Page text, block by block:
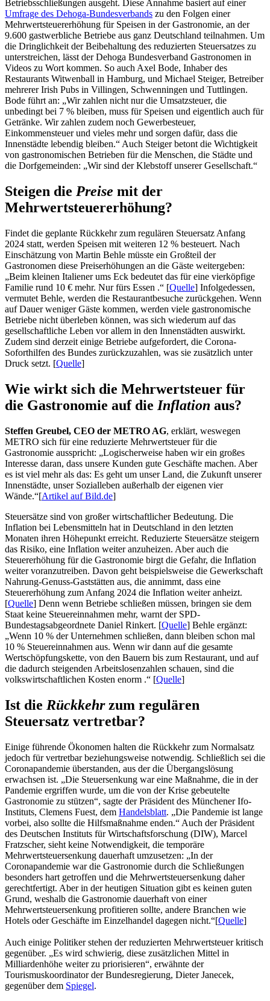
Betriebsschließungen ausgeht. Diese Annahme basiert auf einer
Umfrage des Dehoga-Bundesverbands zu den Folgen einer
Mehrwertsteuererhöhung für Speisen in der Gastronomie, an der
9.600 gastwerbliche Betriebe aus ganz Deutschland teilnahmen. Um
die Dringlichkeit der Beibehaltung des reduzierten Steuersatzes zu
unterstreichen, lässt der Dehoga Bundesverband Gastronomen in
Videos zu Wort kommen. So auch Axel Bode, Inhaber des
Restaurants Witwenball in Hamburg, und Michael Steiger, Betreiber
mehrerer Irish Pubs in Villingen, Schwenningen und Tuttlingen.
Bode führt an: „Wir zahlen nicht nur die Umsatzsteuer, die
unbedingt bei 7 % bleiben, muss für Speisen und eigentlich auch für
Getränke. Wir zahlen zudem noch Gewerbesteuer,
Einkommensteuer und vieles mehr und sorgen dafür, dass die
Innenstädte lebendig bleiben.“ Auch Steiger betont die Wichtigkeit
von gastronomischen Betrieben für die Menschen, die Städte und
die Dorfgemeinden: „Wir sind der Klebstoff unserer Gesellschaft.“
Steigen die Preise mit der
Mehrwertsteuererhöhung?
Findet die geplante Rückkehr zum regulären Steuersatz Anfang
2024 statt, werden Speisen mit weiteren 12 % besteuert. Nach
Einschätzung von Martin Behle müsste ein Großteil der
Gastronomen diese Preiserhöhungen an die Gäste weitergeben:
„Beim kleinen Italiener ums Eck bedeutet das für eine vierköpfige
Familie rund 10 € mehr. Nur fürs Essen .“ [Quelle] Infolgedessen,
vermutet Behle, werden die Restaurantbesuche zurückgehen. Wenn
auf Dauer weniger Gäste kommen, werden viele gastronomische
Betriebe nicht überleben können, was sich wiederum auf das
gesellschaftliche Leben vor allem in den Innenstädten auswirkt.
Zudem sind derzeit einige Betriebe aufgefordert, die Corona-
Soforthilfen des Bundes zurückzuzahlen, was sie zusätzlich unter
Druck setzt. [Quelle]
Wie wirkt sich die Mehrwertsteuer für
die Gastronomie auf die Inflation aus?
Steffen Greubel, CEO der METRO AG, erklärt, weswegen
METRO sich für eine reduzierte Mehrwertsteuer für die
Gastronomie ausspricht: „Logischerweise haben wir ein großes
Interesse daran, dass unsere Kunden gute Geschäfte machen. Aber
es ist viel mehr als das: Es geht um unser Land, die Zukunft unserer
Innenstädte, unser Sozialleben außerhalb der eigenen vier
Wände.“[Artikel auf Bild.de]
Steuersätze sind von großer wirtschaftlicher Bedeutung. Die
Inflation bei Lebensmitteln hat in Deutschland in den letzten
Monaten ihren Höhepunkt erreicht. Reduzierte Steuersätze steigern
das Risiko, eine Inflation weiter anzuheizen. Aber auch die
Steuererhöhung für die Gastronomie birgt die Gefahr, die Inflation
weiter voranzutreiben. Davon geht beispielsweise die Gewerkschaft
Nahrung-Genuss-Gaststätten aus, die annimmt, dass eine
Steuererhöhung zum Anfang 2024 die Inflation weiter anheizt.
[Quelle] Denn wenn Betriebe schließen müssen, bringen sie dem
Staat keine Steuereinnahmen mehr, warnt der SPD-
Bundestagsabgeordnete Daniel Rinkert. [Quelle] Behle ergänzt:
„Wenn 10 % der Unternehmen schließen, dann bleiben schon mal
10 % Steuereinnahmen aus. Wenn wir dann auf die gesamte
Wertschöpfungskette, von den Bauern bis zum Restaurant, und auf
die dadurch steigenden Arbeitslosenzahlen schauen, sind die
volkswirtschaftlichen Kosten enorm .“ [Quelle]
Ist die Rückkehrzum regulären
Steuersatz vertretbar?
Einige führende Ökonomen halten die Rückkehr zum Normalsatz
jedoch für vertretbar beziehungsweise notwendig. Schließlich sei die
Coronapandemie überstanden, aus der die Übergangslösung
erwachsen ist. „Die Steuersenkung war eine Maßnahme, die in der
Pandemie ergriffen wurde, um die von der Krise gebeutelte
Gastronomie zu stützen“, sagte der Präsident des Münchener Ifo-
Instituts, Clemens Fuest, dem Handelsblatt. „Die Pandemie ist lange
vorbei, also sollte die Hilfsmaßnahme enden.“ Auch der Präsident
des Deutschen Instituts für Wirtschaftsforschung (DIW), Marcel
Fratzscher, sieht keine Notwendigkeit, die temporäre
Mehrwertsteuersenkung dauerhaft umzusetzen: „In der
Coronapandemie war die Gastronomie durch die Schließungen
besonders hart getroffen und die Mehrwertsteuersenkung daher
gerechtfertigt. Aber in der heutigen Situation gibt es keinen guten
Grund, weshalb die Gastronomie dauerhaft von einer
Mehrwertsteuersenkung profitieren sollte, andere Branchen wie
Hotels oder Geschäfte im Einzelhandel dagegen nicht.“[Quelle]
Auch einige Politiker stehen der reduzierten Mehrwertsteuer kritisch
gegenüber. „Es wird schwierig, diese zusätzlichen Mittel in
Milliardenhöhe weiter zu priorisieren“, erwähnte der
Tourismuskoordinator der Bundesregierung, Dieter Janecek,
gegenüber dem Spiegel.